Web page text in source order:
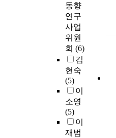
동향
연구
사업
위원
회 (6)
김
현숙
(5)
이
소영
(5)
이
재범